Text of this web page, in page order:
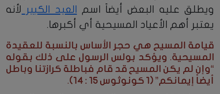
ويطلق عليه البعض أيضاً اسم
العيد الكبير لأنه
يعتبر أهم الأعياد المسيحية أي أكبرها.
قيامة المسيح هي حجر الأساس بالنسبة للعقيدة
المسيحية. ويؤكد بولس الرسول على ذلك بقوله
“وإن لم يكن المسيح قد قام فباطلة كرازتنا وباطل
أيضاً إيمانكم” (1 كونوثوس 15 : 14).